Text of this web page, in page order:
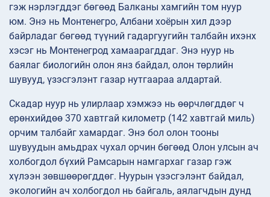
гэж нэрлэгддэг бөгөөд Балканы хамгийн том нуур
юм. Энэ нь Монтенегро, Албани хоёрын хил дээр
байрладаг бөгөөд түүний гадаргуугийн талбайн ихэнх
хэсэг нь Монтенегрод хамаарагддаг. Энэ нуур нь
баялаг биологийн олон янз байдал, олон төрлийн
шувууд, үзэсгэлэнт газар нутгаараа алдартай.
Скадар нуур нь улирлаар хэмжээ нь өөрчлөгддөг ч
ерөнхийдөө 370 хавтгай километр (142 хавтгай миль)
орчим талбайг хамардаг. Энэ бол олон тооны
шувуудын амьдрах чухал орчин бөгөөд Олон улсын ач
холбогдол бүхий Рамсарын намгархаг газар гэж
хүлээн зөвшөөрөгддөг. Нуурын үзэсгэлэнт байдал,
экологийн ач холбогдол нь байгаль, аялагчдын дунд